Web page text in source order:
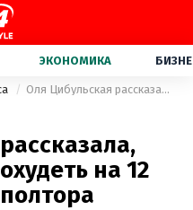
ЭКОНОМИКА
Оля Цибульская рассказала, как ей удалось похудеть на 12 килограммов за полтора месяца
на 12